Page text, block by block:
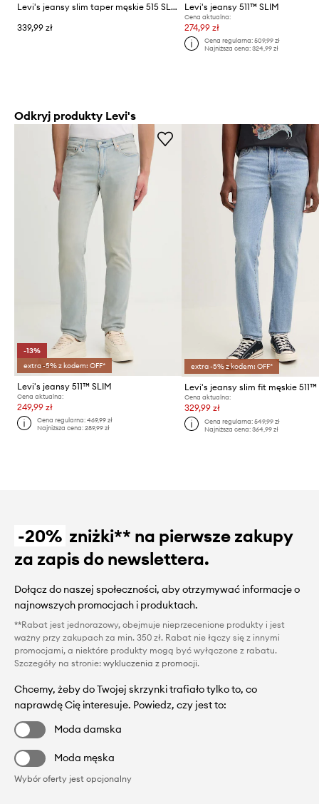
Levi's jeansy slim taper męskie 515 SLIM FIT STRAIGHT
339,99 zł
Levi's jeansy 511™ SLIM
Cena aktualna:
274,99 zł
Cena regularna: 509,99 zł
Najniższa cena: 324,99 zł
Odkryj produkty Levi's
-13%
extra -5% z kodem: OFF*
Levi's jeansy 511™ SLIM
Cena aktualna:
249,99 zł
Cena regularna:469,99 zł
Najniższa cena:289,99 zł
extra -5% z kodem: OFF*
Levi's jeansy slim fit męskie 511™
Cena aktualna:
329,99 zł
Cena regularna: 549,99 zł
Najniższa cena: 364,99 zł
-20% zniżki** na pierwsze zakupy
za zapis do newslettera.
Dołącz do naszej społeczności, aby otrzymywać informacje o
najnowszych promocjach i produktach.
**Rabat jest jednorazowy, obejmuje nieprzecenione produkty i jest
ważny przy zakupach za min. 350 zł. Rabat nie łączy się z innymi
promocjami, a niektóre produkty mogą być wyłączone z rabatu.
Szczegóły na stronie: wykluczenia z promocji.
Chcemy, żeby do Twojej skrzynki trafiało tylko to, co
naprawdę Cię interesuje. Powiedz, czy jest to:
Moda damska
Moda męska
Wybór oferty jest opcjonalny